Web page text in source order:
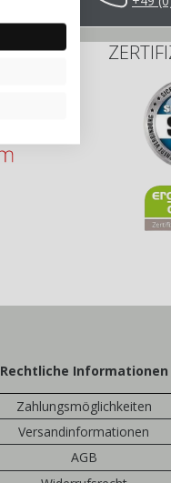
Rechtliche Informationen
Zahlungsmöglichkeiten
Versandinformationen
AGB